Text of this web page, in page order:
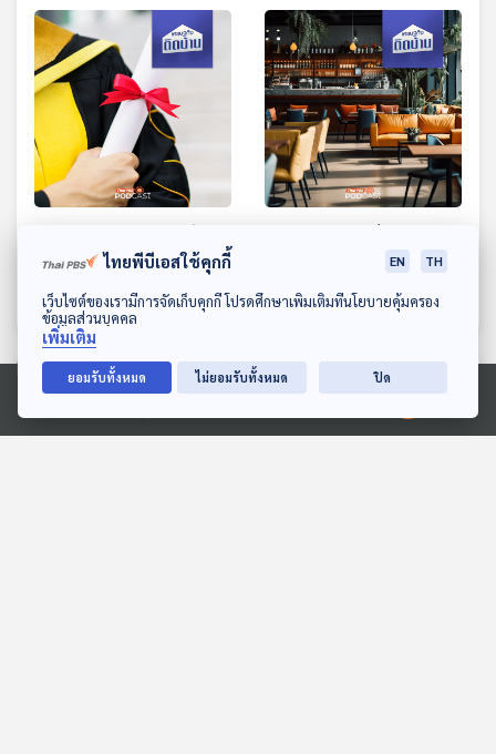
ดาวน์โหลด Thai PBS Podcast Application
Ⓒ 2020 องค์การกระจายเสียงและแพร่ภาพสาธารณะแห่งประเทศไทย
EP. 648: ใบปริญญา ยัง
จำเป็นต่อการทำงานในยุคนี้
เศรษฐกิจติดบ้าน
EP. 649: เส้นแบ่งบาง ๆ
ทางกฎหมายระหว่าง ลอก
เศรษฐกิจติดบ้าน
ตอนที่เกี่ยวข้อง
ไทยพีบีเอสใช้คุกกี้ EN TH
เว็บไซต์ของเรามีการจัดเก็บคุกกี้ โปรดศึกษาเพิ่มเติมที่นโยบายคุ้มครอง
ข้อมูลส่วนบุคคล
เพิ่มเติม
ยอมรับทั้งหมด ไม่ยอมรับทั้งหมด ปิด